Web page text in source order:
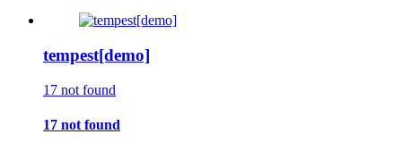
tempest[demo]
17 not found
17 not found